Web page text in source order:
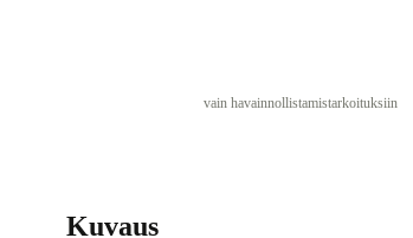
vain havainnollistamistarkoituksiin
Kuvaus